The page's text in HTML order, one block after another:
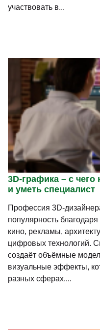
участвовать в...
3D-графика – с чего
и уметь специалист
Профессия 3D-
популярность
кино, рекламы,
цифровых технологий.
создаёт объёмные
визуальные эффекты,
разных сферах....